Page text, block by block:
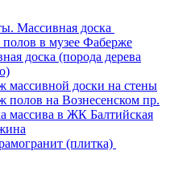
Массивная доска
полов в музее Фаберже
доска (порода дерева
массивной доски на стены
полов на Вознесенском пр.
массива в ЖК Балтийская
(плитка)